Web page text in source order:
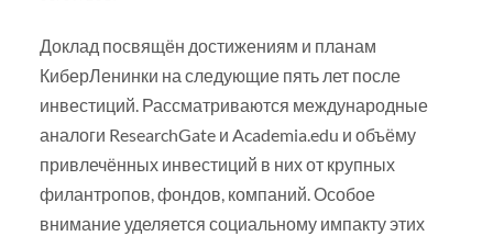
Доклад посвящён достижениям и планам
КиберЛенинки на следующие пять лет после
инвестиций. Рассматриваются международные
аналоги ResearchGate и Academia.edu и объёму
привлечённых инвестиций в них от крупных
филантропов, фондов, компаний. Особое
внимание уделяется социальному импакту этих